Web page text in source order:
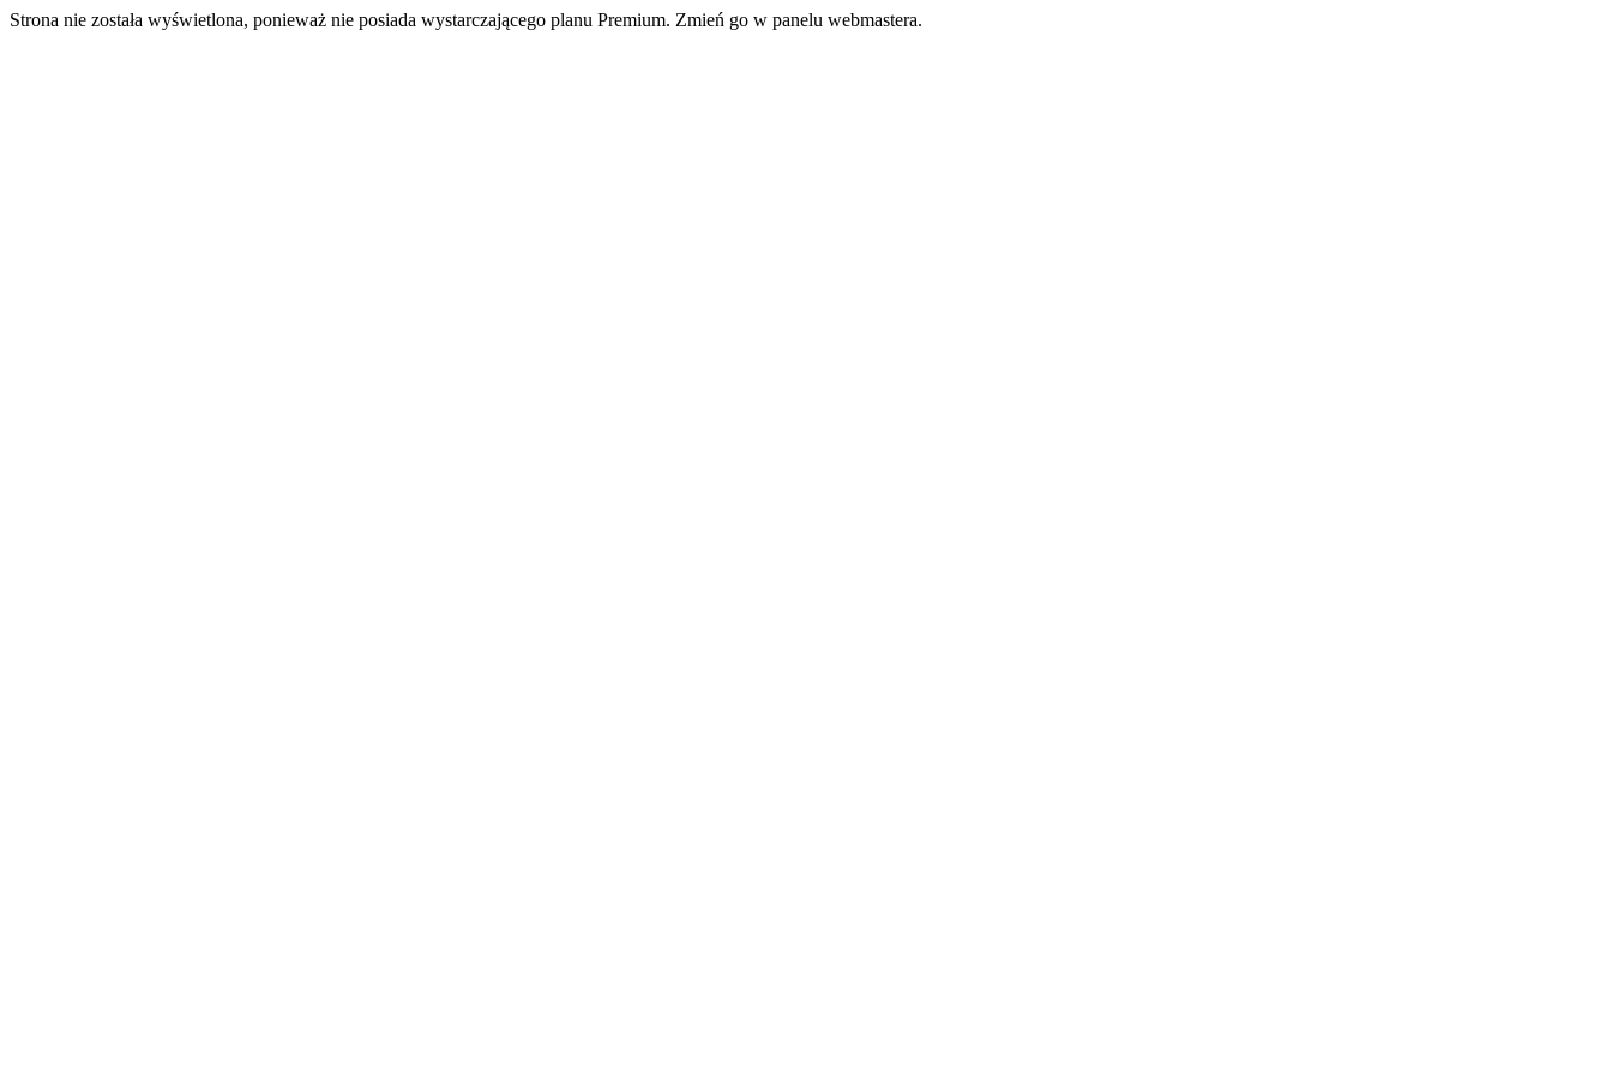
Strona nie została wyświetlona, ponieważ nie posiada wystarczającego planu Premium. Zmień go w panelu webmastera.